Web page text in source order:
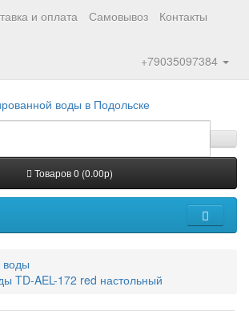
и оплата Самовывоз
Контакты
+79035097384
Товаров 0 (0.00р)
воды
TD-AEL-172 red настольный